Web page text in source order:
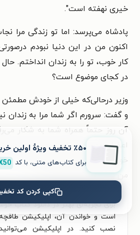
خیری نهفته است".
پادشاه می‌پرسد: اما تو زندگی مرا
اکنون من در این دنیا نبودم
کار خوب، تو را به زندان انداختم.
در کجای موضوع است؟
وزیر درحالی‌که خیلی از خودش
و گفت: سرورم اگر شما مرا به زندان
آن روز حتماً همراه شما به شکار
اعضای بدن من نقصی وجود ندارد
خورده شده بودم. ازاین‌رو زندانی
من بسیار پربارتر بوده است.»
برای تجربه‌ای بهتر در دانلود کتاب
است و خواندن آن، اپلیکیشن
نصب کنید. در اپلیکیشن
٪۵۰ تخفیف ویژۀ اولین خرید
برای کتاب‌های متنی، با کد
کپی کردن کد